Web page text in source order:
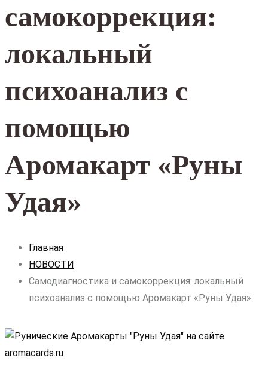
самокоррекция:
локальный
психоанализ с
помощью
Аромакарт «Руны
Удая»
Главная
НОВОСТИ
Самодиагностика и самокоррекция: локальный
психоанализ с помощью Аромакарт «Руны Удая»